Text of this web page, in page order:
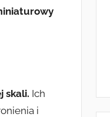
skali. Ich
i